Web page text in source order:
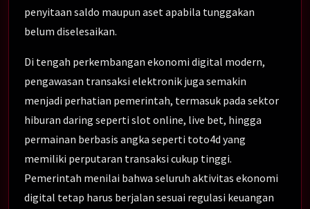
penyitaan saldo maupun aset apabila tunggakan
belum diselesaikan.
Di tengah perkembangan ekonomi digital modern,
pengawasan transaksi elektronik juga semakin
menjadi perhatian pemerintah, termasuk pada sektor
hiburan daring seperti slot online, live bet, hingga
permainan berbasis angka seperti toto4d yang
memiliki perputaran transaksi cukup tinggi.
Pemerintah menilai bahwa seluruh aktivitas ekonomi
digital tetap harus berjalan sesuai regulasi keuangan